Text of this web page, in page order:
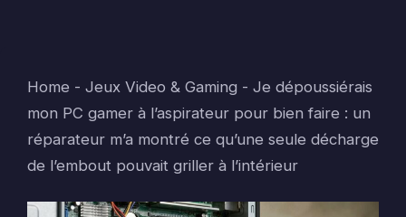
Home - Jeux Video & Gaming - Je dépoussiérais
mon PC gamer à l’aspirateur pour bien faire : un
réparateur m’a montré ce qu’une seule décharge
de l’embout pouvait griller à l’intérieur